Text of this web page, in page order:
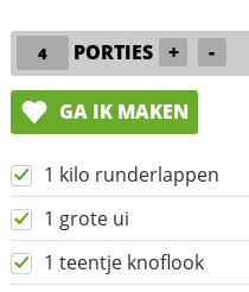
PORTIES + -
GA IK MAKEN
1 kilo runderlappen
1 grote ui
1 teentje knoflook